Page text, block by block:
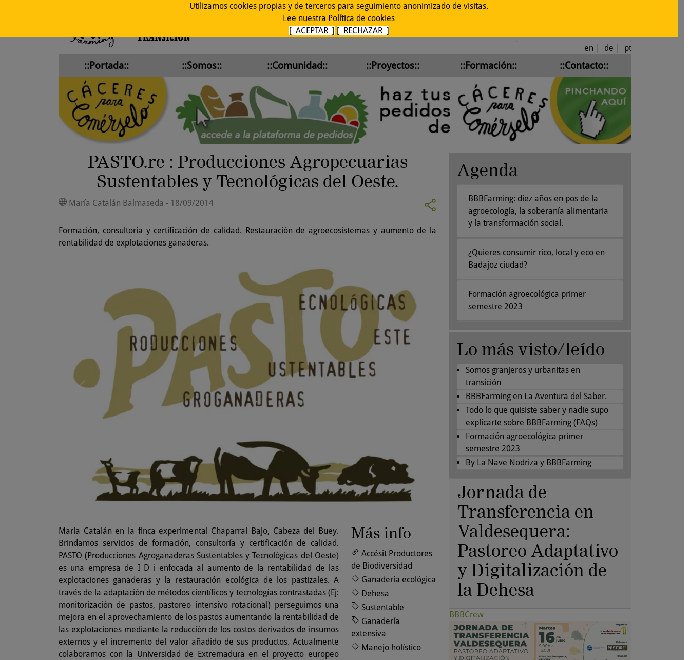
Utilizamos cookies propias y de terceros para seguimiento anonimizado de visitas.
Lee nuestra Política de cookies
[ ACEPTAR ] [ RECHAZAR ]
en de pt
::Portada:: ::Somos:: ::Comunidad:: ::Proyectos:: ::Formación:: ::Contacto::
PASTO.re : Producciones Agropecuarias
Sustentables y Tecnológicas del Oeste.
María Catalán Balmaseda - 18/09/2014
Formación, consultoría y certificación de calidad. Restauración de agroecosistemas y aumento de la
rentabilidad de explotaciones ganaderas.
María Catalán en la finca experimental Chaparral Bajo, Cabeza del Buey.
Brindamos servicios de formación, consultoría y certificación de calidad.
PASTO (Producciones Agroganaderas Sustentables y Tecnológicas del Oeste)
es una empresa de I D i enfocada al aumento de la rentabilidad de las
explotaciones ganaderas y la restauración ecológica de los pastizales. A
través de la adaptación de métodos científicos y tecnologías contrastadas (Ej:
monitorización de pastos, pastoreo intensivo rotacional) perseguimos una
mejora en el aprovechamiento de los pastos aumentando la rentabilidad de
las explotaciones mediante la reducción de los costos derivados de insumos
externos y el incremento del valor añadido de sus productos. Actualmente
colaboramos con la Universidad de Extremadura en el proyecto europeo
Más info
Accésit Productores
de Biodiversidad
Ganadería ecológica
Dehesa
Sustentable
Ganadería
extensiva
Manejo holístico
Agenda
BBBFarming: diez años en pos de la
agroecología, la soberanía alimentaria
y la transformación social.
¿Quieres consumir rico, local y eco en
Badajoz ciudad?
Formación agroecológica primer
semestre 2023
Lo más visto/leído
Somos granjeros y urbanitas en
transición
BBBFarming en La Aventura del Saber.
Todo lo que quisiste saber y nadie supo
explicarte sobre BBBFarming (FAQs)
Formación agroecológica primer
semestre 2023
By La Nave Nodriza y BBBFarming
Jornada de
Transferencia en
Valdesequera:
Pastoreo Adaptativo
y Digitalización de
la Dehesa
BBBCrew